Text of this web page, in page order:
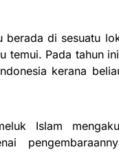
berada di sesuatu
temui. Pada tahun
kerana
Islam